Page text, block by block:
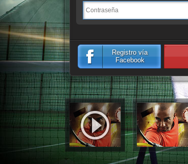
Registro vía
Facebook